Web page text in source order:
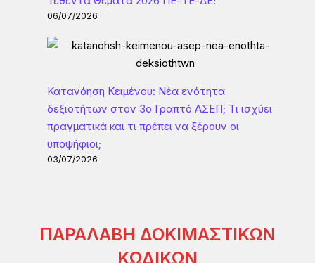
06/07/2026
Κατανόηση Κειμένου: Νέα ενότητα
δεξιοτήτων στον 3ο Γραπτό ΑΣΕΠ; Τι ισχύει
πραγματικά και τι πρέπει να ξέρουν οι
υποψήφιοι;
03/07/2026
ΠΑΡΑΛΑΒΗ ΔΟΚΙΜΑΣΤΙΚΩΝ
ΚΩΔΙΚΩΝ